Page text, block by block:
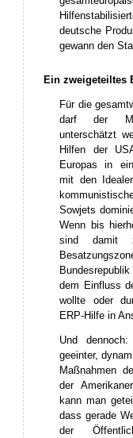
deutsche
gewann den
Ein zweigeteiltes
Für die
darf der
unterschätzt
Hilfen der
Europas in
mit den
Sowjets
Wenn bis
sind damit
dem Einfluss
wollte oder
ERP-Hilfe in
Und
geeinter,
Maßnahmen
der
kann man
dass gerade
der